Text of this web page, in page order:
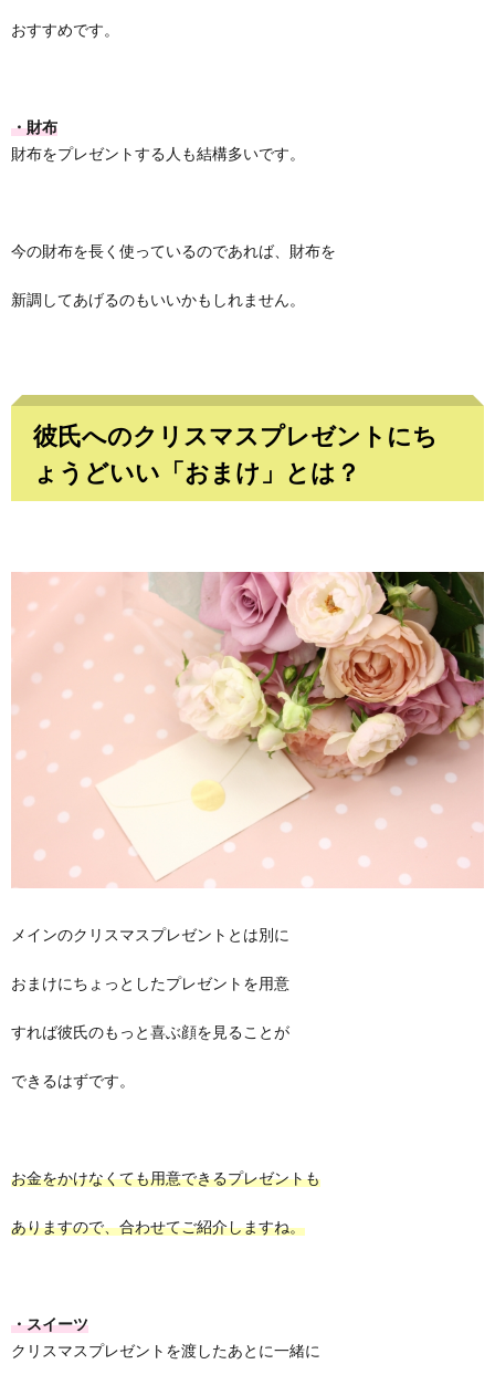
おすすめです。
・財布
財布をプレゼントする人も結構多いです。
今の財布を長く使っているのであれば、財布を
新調してあげるのもいいかもしれません。
彼氏へのクリスマスプレゼントにち
ょうどいい「おまけ」とは？
メインのクリスマスプレゼントとは別に
おまけにちょっとしたプレゼントを用意
すれば彼氏のもっと喜ぶ顔を見ることが
できるはずです。
お金をかけなくても用意できるプレゼントも
ありますので、合わせてご紹介しますね。
・スイーツ
クリスマスプレゼントを渡したあとに一緒に